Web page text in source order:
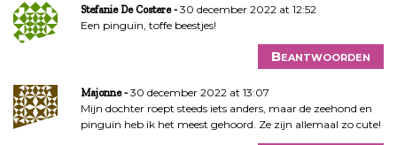
Stefanie De Costere
30 december 2022 at 12:52
Een pinguïn, toffe beestjes!
Beantwoorden
Majonne
30 december 2022 at 13:07
Mijn dochter roept steeds iets anders, maar de zeehond en
pinguïn heb ik het meest gehoord. Ze zijn allemaal zo cute!